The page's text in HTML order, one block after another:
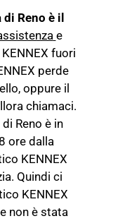
Reno è il
e
fuori
perde
oppure il
chiamaci.
Reno è in
ore dalla
KENNEX
Quindi ci
KENNEX
non è stata